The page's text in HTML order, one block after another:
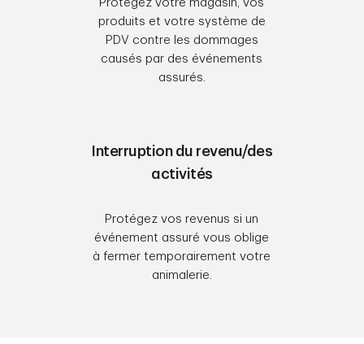
Protégez votre magasin, vos
produits et votre système de
PDV contre les dommages
causés par des événements
assurés.
Interruption du revenu/des
activités
Protégez vos revenus si un
événement assuré vous oblige
à fermer temporairement votre
animalerie.